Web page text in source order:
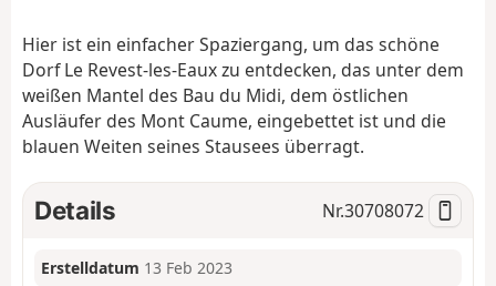
t
Hier ist ein einfacher Spaziergang, um das schöne
Dorf Le Revest-les-Eaux zu entdecken, das unter dem
weißen Mantel des Bau du Midi, dem östlichen
Ausläufer des Mont Caume, eingebettet ist und die
blauen Weiten seines Stausees überragt.
Details Nr.30708072
Erstelldatum 13 Feb 2023